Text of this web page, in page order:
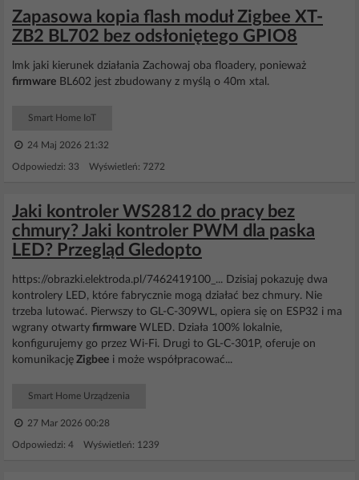
Zapasowa kopia flash moduł Zigbee XT-
ZB2 BL702 bez odsłoniętego GPIO8
lmk jaki kierunek działania Zachowaj oba floadery, ponieważ
firmware BL602 jest zbudowany z myślą o 40m xtal.
Smart Home IoT
24 Maj 2026 21:32
Odpowiedzi: 33 Wyświetleń: 7272
Jaki kontroler WS2812 do pracy bez
chmury? Jaki kontroler PWM dla paska
LED? Przegląd Gledopto
https://obrazki.elektroda.pl/7462419100_... Dzisiaj pokazuję dwa
kontrolery LED, które fabrycznie mogą działać bez chmury. Nie
trzeba lutować. Pierwszy to GL-C-309WL, opiera się on ESP32 i ma
wgrany otwarty firmware WLED. Działa 100% lokalnie,
konfigurujemy go przez Wi-Fi. Drugi to GL-C-301P, oferuje on
komunikację Zigbee i może współpracować...
Smart Home Urządzenia
27 Mar 2026 00:28
Odpowiedzi: 4 Wyświetleń: 1239